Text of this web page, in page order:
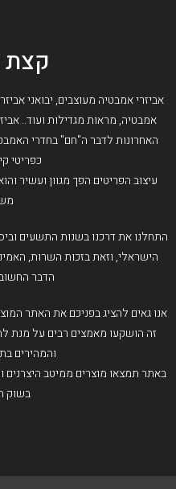
קצת
אביזרי אמבטיה מעוצבים, יבואני
אמבטיה, מראות מגדילות ועוד..
האחרונות לדבר ה"חם" בחדרי
כפריטי
עיצוב הפריטים הפך מגוון ועשיר
התחלנו את דרכנו בשנות התשעים
הישראלי, וזאת בזכות השרות,
הדבר החשוב
אנו גאים להציג בפניכם את האתר
זה הושקעו מאמצים רבים על מנת
והמהירים
באתר תמצאו מוצרים ממיטב היצרנים
בשוק